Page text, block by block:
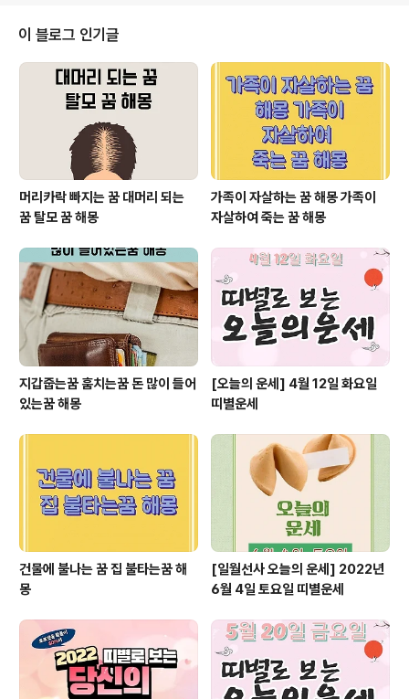
조금은 멍청~하게 오늘을 넘기는게 좋겠다. 오늘 그 사람,
그녀와 다툴 가능성 120%! 릴랙스 릴랙스~ 오늘엔 딱! 우
산, 장화 물고기자리 오늘 하루, 당신에게 의지하는 사람들
이 많을 것 같다. 듬직한 애인으로, 믿음직스런 후배로, 존
경하는 선배로.. 당신의 의지적인 말 한마디에 위로와 힘을
이 블로그 인기글
머리카락 빠지는 꿈 대머리 되는
꿈 탈모 꿈 해몽
가족이 자살하는 꿈 해몽 가족이
자살하여 죽는 꿈 해몽
지갑줍는꿈 훔치는꿈 돈 많이 들어
있는꿈 해몽
[오늘의 운세] 4월 12일 화요일
띠별운세
건물에 불나는 꿈 집 불타는꿈 해
몽
[일월선사 오늘의 운세] 2022년
6월 4일 토요일 띠별운세